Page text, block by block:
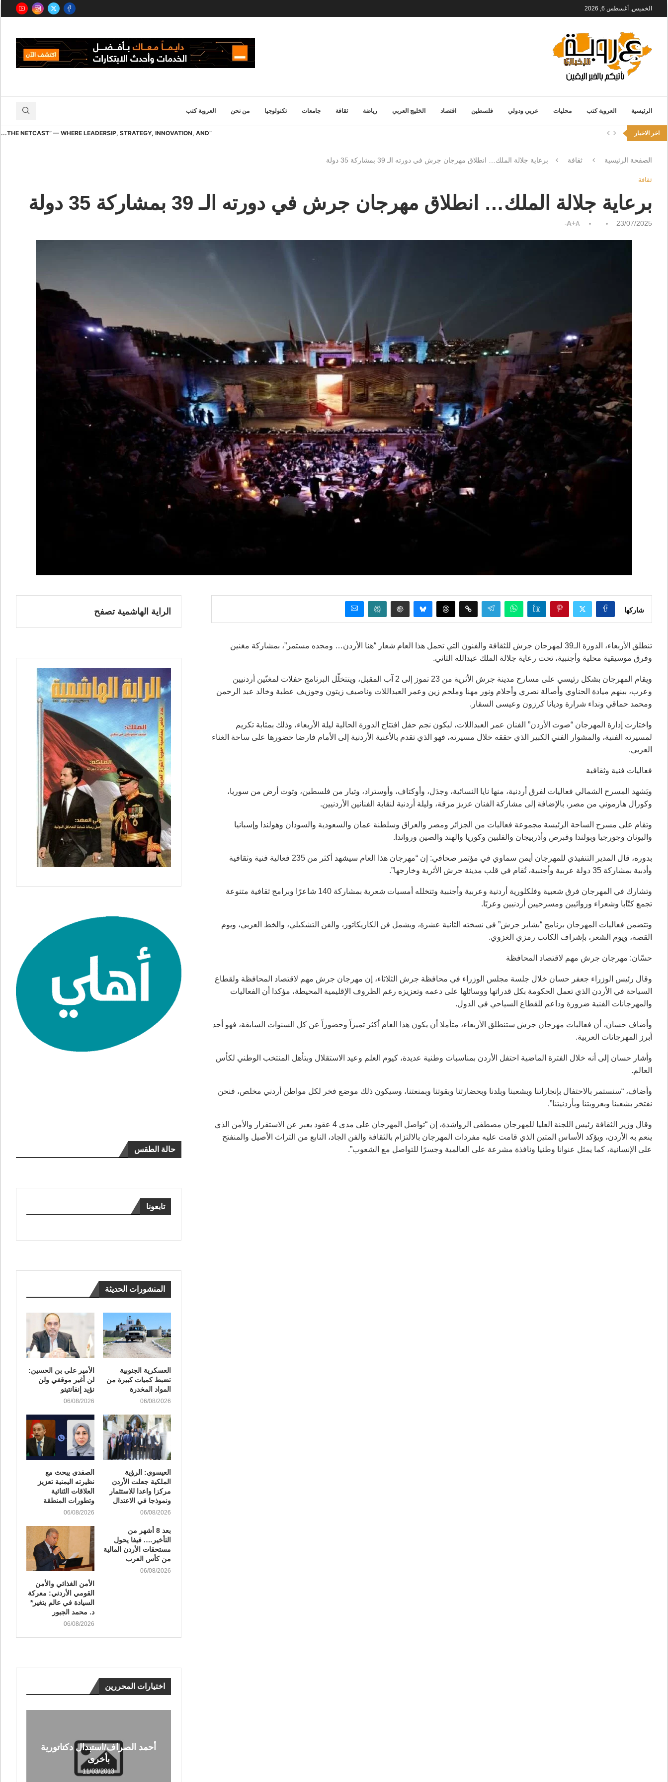
الخميس, أغسطس 6, 2026
الرئيسية العروبة كتب محليات عربي ودولي فلسطين اقتصاد الخليج العربي رياضة ثقافة جامعات تكنولوجيا من نحن العروبة كتب
اخر الاخبار “THE NETCAST” — WHERE LEADERSIP, STRATEGY, INNOVATION, AND...
الصفحة الرئيسية ثقافة برعاية جلالة الملك… انطلاق مهرجان جرش في دورته الـ 39 بمشاركة 35 دولة
ثقافة
برعاية جلالة الملك… انطلاق مهرجان جرش في دورته الـ 39 بمشاركة 35 دولة
23/07/2025
A+A-
شاركها
تنطلق الأربعاء، الدورة الـ39 لمهرجان جرش للثقافة والفنون التي تحمل هذا العام شعار “هنا الأردن… ومجده مستمر”، بمشاركة مغنين
وفرق موسيقية محلية وأجنبية، تحت رعاية جلالة الملك عبدالله الثاني.
ويقام المهرجان بشكل رئيسي على مسارح مدينة جرش الأثرية من 23 تموز إلى 2 آب المقبل، ويتتخلّل البرنامج حفلات لمغنّين أردنيين
وعرب، بينهم ميادة الحناوي وأصالة نصري وأحلام ونور مهنا وملحم زين وعمر العبداللات وناصيف زيتون وجوزيف عطية وخالد عبد الرحمن
ومحمد حماقي ونداء شرارة وديانا كرزون وعيسى السقار.
واختارت إدارة المهرجان “صوت الأردن” الفنان عمر العبداللات، ليكون نجم حفل افتتاح الدورة الحالية ليلة الأربعاء، وذلك بمثابة تكريم
لمسيرته الفنية، والمشوار الفني الكبير الذي حققه خلال مسيرته، فهو الذي تقدم بالأغنية الأردنية إلى الأمام فارضا حضورها على ساحة الغناء
العربي.
فعاليات فنية وثقافية
ويَشهد المسرح الشمالي فعاليات لفرق أردنية، منها نايا النسائية، وجدَل، وأوكتاف، وأوستراد، وتيار من فلسطين، وتوت أرض من سوريا،
وكورال هارموني من مصر، بالإضافة إلى مشاركة الفنان عزيز مرقة، وليلة أردنية لنقابة الفنانين الأردنيين.
وتقام على مسرح الساحة الرئيسة مجموعة فعاليات من الجزائر ومصر والعراق وسلطنة عمان والسعودية والسودان وهولندا وإسبانيا
واليونان وجورجيا وبولندا وقبرص وأذربيجان والفلبين وكوريا والهند والصين ورواندا.
بدوره، قال المدير التنفيذي للمهرجان أيمن سماوي في مؤتمر صحافي: إن “مهرجان هذا العام سيشهد أكثر من 235 فعالية فنية وثقافية
وأدبية بمشاركة 35 دولة عربية وأجنبية، تُقام في قلب مدينة جرش الأثرية وخارجها”.
وتشارك في المهرجان فرق شعبية وفلكلورية أردنية وعربية وأجنبية وتتخلله أمسيات شعرية بمشاركة 140 شاعرًا وبرامج ثقافية متنوعة
تجمع كتّابا وشعراء وروائيين ومسرحيين أردنيين وعربًا.
وتتضمن فعاليات المهرجان برنامج “بشاير جرش” في نسخته الثانية عشرة، ويشمل فن الكاريكاتور، والفن التشكيلي، والخط العربي، ويوم
القصة، ويوم الشعر، بإشراف الكاتب رمزي الغزوي.
حسّان: مهرجان جرش مهم لاقتصاد المحافظة
وقال رئيس الوزراء جعفر حسان خلال جلسة مجلس الوزراء في محافظة جرش الثلاثاء، إن مهرجان جرش مهم لاقتصاد المحافظة ولقطاع
السياحة في الأردن الذي تعمل الحكومة بكل قدراتها ووسائلها على دعمه وتعزيزه رغم الظروف الإقليمية المحيطة، مؤكدا أن الفعاليات
والمهرجانات الفنية ضرورة وداعم للقطاع السياحي في الدول.
وأضاف حسان، أن فعاليات مهرجان جرش ستنطلق الأربعاء، متأملا أن يكون هذا العام أكثر تميزاً وحضوراً عن كل السنوات السابقة، فهو أحد
أبرز المهرجانات العربية.
وأشار حسان إلى أنه خلال الفترة الماضية احتفل الأردن بمناسبات وطنية عديدة، كيوم العلم وعيد الاستقلال وبتأهل المنتخب الوطني لكأس
العالم.
وأضاف، “سنستمر بالاحتفال بإنجازاتنا وبشعبنا وبلدنا وبحضارتنا وبقوتنا وبمنعتنا، وسيكون ذلك موضع فخر لكل مواطن أردني مخلص، فنحن
نفتخر بشعبنا وبعروبتنا وبأردنيتنا”.
وقال وزير الثقافة رئيس اللجنة العليا للمهرجان مصطفى الرواشدة، إن “تواصل المهرجان على مدى 4 عقود يعبر عن الاستقرار والأمن الذي
ينعم به الأردن، ويؤكد الأساس المتين الذي قامت عليه مفردات المهرجان بالالتزام بالثقافة والفن الجاد، النابع من التراث الأصيل والمنفتح
على الإنسانية، كما يمثل عنوانا وطنيا ونافذة مشرعة على العالمية وجسرًا للتواصل مع الشعوب”.
الراية الهاشمية تصفح
حالة الطقس
تابعونا
المنشورات الحديثة
العسكرية الجنوبية
تضبط كميات كبيرة من
المواد المخدرة
06/08/2026
الأمير علي بن الحسين:
لن أغير موقفي ولن
نؤيد إنفانتينو
06/08/2026
العيسوي: الرؤية
الملكية جعلت الأردن
مركزا واعدا للاستثمار
ونموذجا في الاعتدال
06/08/2026
الصفدي يبحث مع
نظيرته اليمنية تعزيز
العلاقات الثنائية
وتطورات المنطقة
06/08/2026
بعد 8 أشهر من
التأخير…. فيفا يحول
مستحقات الأردن المالية
من كأس العرب
06/08/2026
الأمن الغذائي والأمن
القومي الأردني: معركة
السيادة في عالم يتغير*
د. محمد الجبور
06/08/2026
اختيارات المحررين
أحمد الصراف/استبدال دكتاتورية
بأخرى
11/03/2013